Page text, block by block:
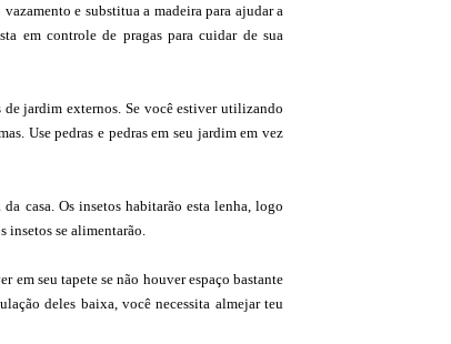
e substitua a madeira para ajudar a
em controle de pragas para cuidar de sua
de jardim externos. Se você estiver utilizando
Use pedras e pedras em seu jardim em vez
casa. Os insetos habitarão esta lenha, logo
insetos se alimentarão.
em seu tapete se não houver espaço bastante
deles baixa, você necessita almejar teu